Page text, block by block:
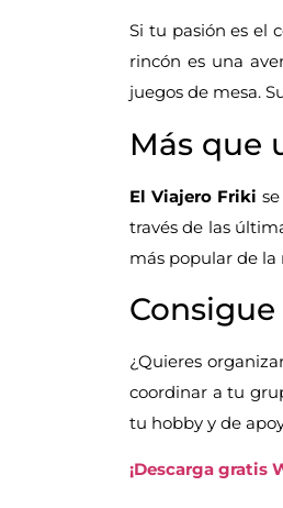
Si tu pasión es el
rincón es una
juegos de mesa.
Más que
El Viajero Friki
través de las
más popular de la
¿Quieres
coordinar a tu
tu hobby y de
¡Descarga gratis